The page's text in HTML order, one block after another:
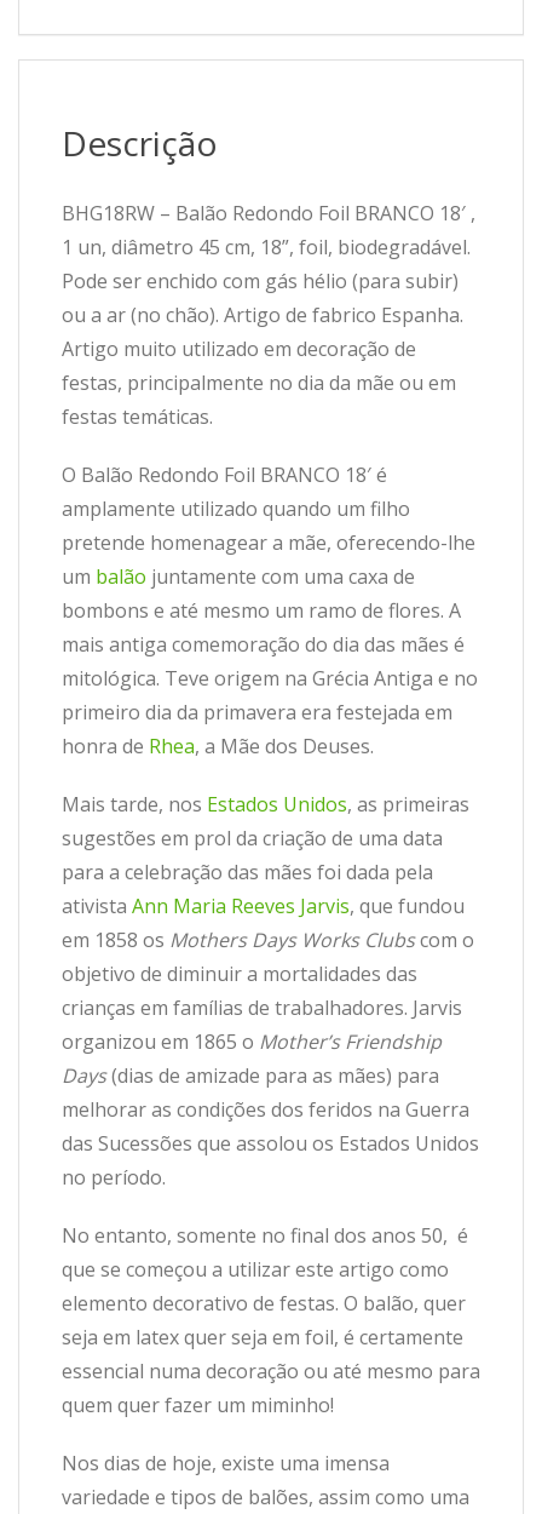
Descrição
BHG18RW – Balão Redondo Foil BRANCO 18′ ,
1 un, diâmetro 45 cm, 18”, foil, biodegradável.
Pode ser enchido com gás hélio (para subir)
ou a ar (no chão). Artigo de fabrico Espanha.
Artigo muito utilizado em decoração de
festas, principalmente no dia da mãe ou em
festas temáticas.
O Balão Redondo Foil BRANCO 18′ é
amplamente utilizado quando um filho
pretende homenagear a mãe, oferecendo-lhe
um balão juntamente com uma caxa de
bombons e até mesmo um ramo de flores. A
mais antiga comemoração do dia das mães é
mitológica. Teve origem na Grécia Antiga e no
primeiro dia da primavera era festejada em
honra de Rhea, a Mãe dos Deuses.
Mais tarde, nos Estados Unidos, as primeiras
sugestões em prol da criação de uma data
para a celebração das mães foi dada pela
ativista Ann Maria Reeves Jarvis, que fundou
em 1858 os Mothers Days Works Clubscom o
objetivo de diminuir a mortalidades das
crianças em famílias de trabalhadores. Jarvis
organizou em 1865 o Mother’s Friendship
Days(dias de amizade para as mães) para
melhorar as condições dos feridos na Guerra
das Sucessões que assolou os Estados Unidos
no período.
No entanto, somente no final dos anos 50, é
que se começou a utilizar este artigo como
elemento decorativo de festas. O balão, quer
seja em latex quer seja em foil, é certamente
essencial numa decoração ou até mesmo para
quem quer fazer um miminho!
Nos dias de hoje, existe uma imensa
variedade e tipos de balões, assim como uma